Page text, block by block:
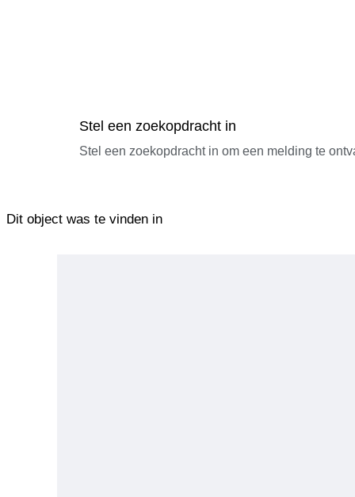
Stel een zoekopdracht in
Stel een zoekopdracht in om een melding te
Dit object was te vinden in